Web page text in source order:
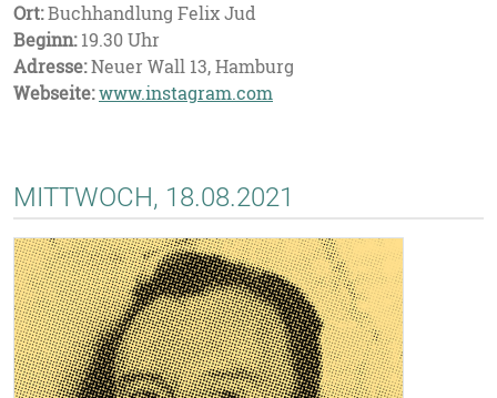
Ort:Buchhandlung Felix Jud
Beginn:19.30 Uhr
Adresse:Neuer Wall 13, Hamburg
Webseite:www.instagram.com
MITTWOCH, 18.08.2021